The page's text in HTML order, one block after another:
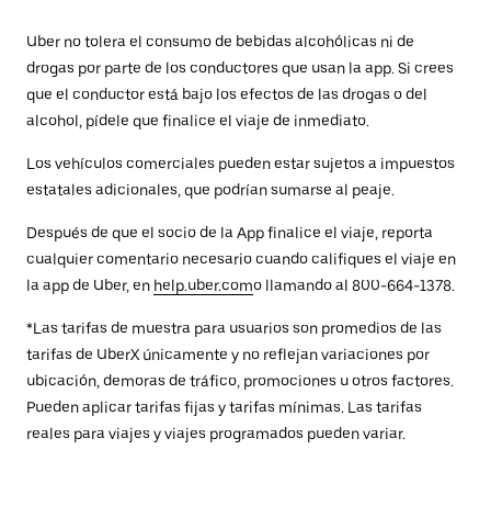
Uber no tolera el consumo de bebidas alcohólicas ni de
drogas por parte de los conductores que usan la app. Si crees
que el conductor está bajo los efectos de las drogas o del
alcohol, pídele que finalice el viaje de inmediato.
Los vehículos comerciales pueden estar sujetos a impuestos
estatales adicionales, que podrían sumarse al peaje.
Después de que el socio de la App finalice el viaje, reporta
cualquier comentario necesario cuando califiques el viaje en
la app de Uber, en help.uber.como llamando al 800-664-1378.
*Las tarifas de muestra para usuarios son promedios de las
tarifas de UberX únicamente y no reflejan variaciones por
ubicación, demoras de tráfico, promociones u otros factores.
Pueden aplicar tarifas fijas y tarifas mínimas. Las tarifas
reales para viajes y viajes programados pueden variar.